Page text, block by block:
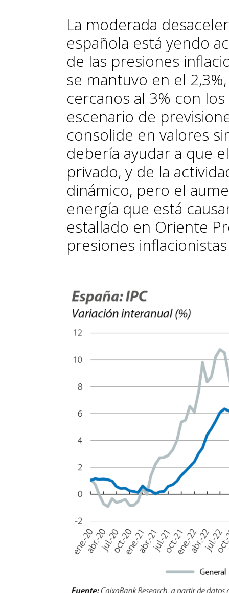
La moderada
española está yendo
de las presiones
se mantuvo en el
cercanos al 3% con
escenario de
consolide en valores
debería ayudar a que
privado, y de la
dinámico, pero el
energía que está
estallado en Oriente
presiones